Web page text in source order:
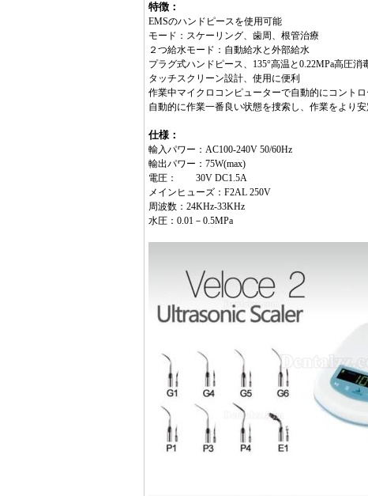
特徴：
EMSのハンドピースを使用可能
モード：スケーリング、歯周、根管治療
２つ給水モード：自動給水と外部給水
プラグ式ハンドピース、135°高温と0.22MPa高圧消
タッチスクリーン設計、使用に便利
作業中マイクロコンピューターで自動的にコント
自動的に作業一番良い状態を捜索し、作業をより
仕様：
輸入パワー：AC100-240V 50/60Hz
輸出パワー：75W(max)
電圧： 30V DC1.5A
メインヒューズ：F2AL 250V
周波数：24KHz-33KHz
水圧：0.01－0.5MPa